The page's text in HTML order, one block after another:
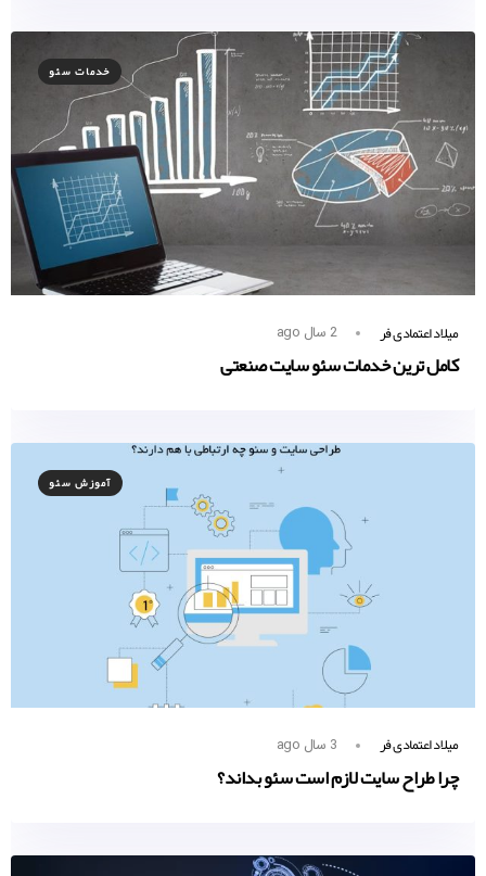
خدمات سئو
میلاد اعتمادی فر 2 سال ago
کامل ترین خدمات سئو سایت صنعتی
آموزش سئو
میلاد اعتمادی فر 3 سال ago
چرا طراح سایت لازم است سئو بداند؟